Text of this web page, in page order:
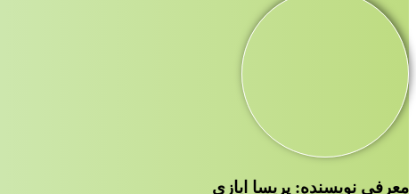
معرفی نویسنده: پریسا ایازی